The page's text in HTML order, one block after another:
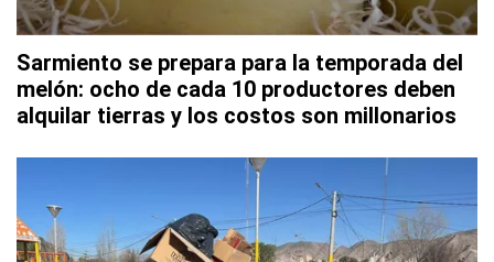
Sarmiento se prepara para la temporada del
melón: ocho de cada 10 productores deben
alquilar tierras y los costos son millonarios